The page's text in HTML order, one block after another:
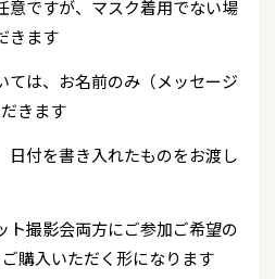
意ですが、マスク着用でない場
きます
ては、お名前のみ（メッセージ
きます
付を書き入れたものをお渡し
撮影会両方にご参加ご希望の
購入いただく形になります